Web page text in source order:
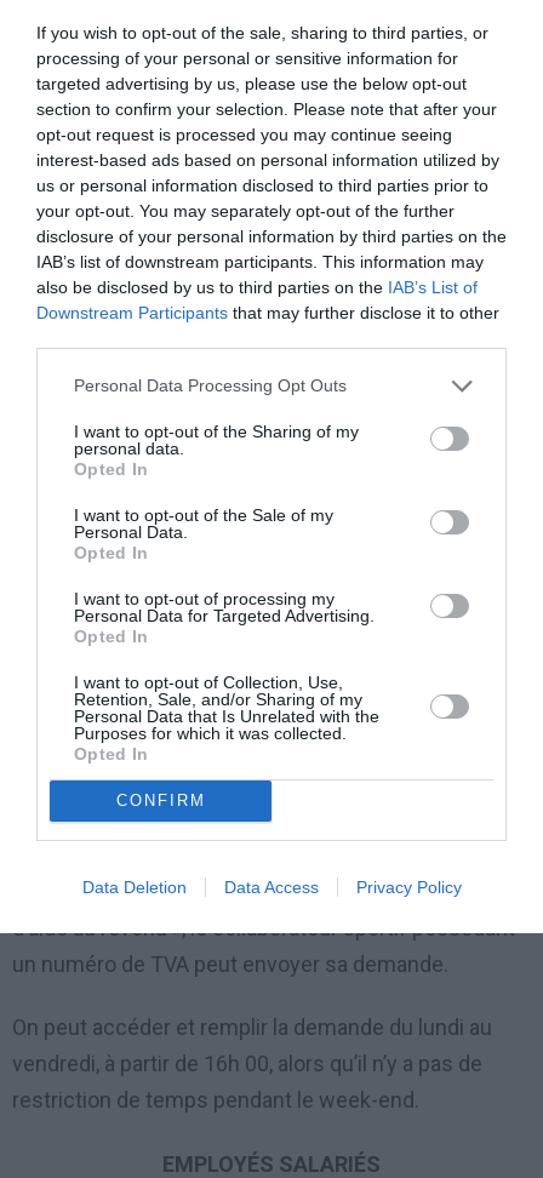
If you wish to opt-out of the sale, sharing to third parties, or
processing of your personal or sensitive information for
targeted advertising by us, please use the below opt-out
section to confirm your selection. Please note that after your
opt-out request is processed you may continue seeing
interest-based ads based on personal information utilized by
us or personal information disclosed to third parties prior to
your opt-out. You may separately opt-out of the further
disclosure of your personal information by third parties on the
IAB’s list of downstream participants. This information may
also be disclosed by us to third parties on the IAB’s List of
Downstream Participants that may further disclose it to other
Personal Data Processing Opt Outs
I want to opt-out of the Sharing of my
personal data.
Opted In
I want to opt-out of the Sale of my
Personal Data.
Opted In
I want to opt-out of processing my
Personal Data for Targeted Advertising.
Opted In
I want to opt-out of Collection, Use,
Retention, Sale, and/or Sharing of my
Personal Data that Is Unrelated with the
Purposes for which it was collected.
Opted In
CONFIRM
Data Deletion Data Access Privacy Policy
Il s’agit d’une opération qui touche un secteur, tel
que le sport, sur lequel l’urgence coronavirus a eu des
conséquences tangibles liées aux activités des
associations et organisations de tous niveaux. La
mesure s’adressera principalement aux
collaborateurs qui perçoivent des honoraires annuels
inférieurs à 10.000 euros, qui ne sont pas inscrits
pas suffisants, d’autres fonds seront recherchés pour
répondre à toutes les demandes
ministre Vincenzo Spadafora.
Pour les« partita IVA »
TVA), déjà actifs le 23/03/2020, le Décret « Cura
Italia » leur permet de demander le « Bonus » a prime
de 600 euros directement à l’INPS.
Il s’agit d’un service que l’INPS a déjà activé, il y a
cliquant sur la rubrique « questions pour les services
d’aide au revenu », le collaborateur sportif possédant
un numéro de TVA peut envoyer sa demande.
On peut accéder et remplir la demande du lundi au
vendredi, à partir de 16h 00, alors qu’il n’y a pas de
restriction de temps pendant le week-end.
EMPLOYÉS SALARIÉS